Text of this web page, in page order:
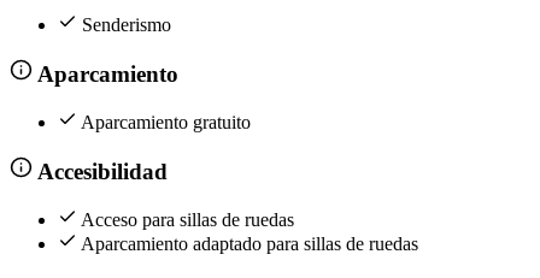
Senderismo
Aparcamiento
Aparcamiento gratuito
Accesibilidad
Acceso para sillas de ruedas
Aparcamiento adaptado para sillas de ruedas